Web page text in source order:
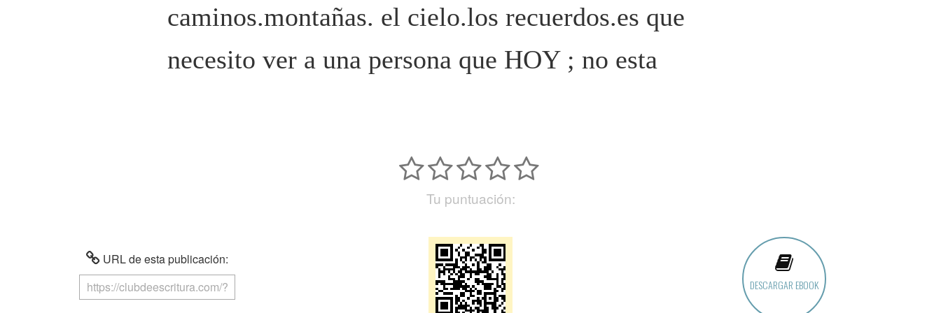
caminos.montañas. el cielo.los recuerdos.es que
necesito ver a una persona que HOY ; no esta
Tu puntuación:
URL de esta publicación:
DESCARGAR EBOOK